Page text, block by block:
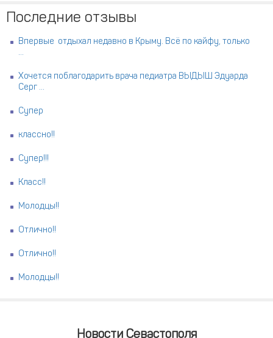
Последние отзывы
Впервые отдыхал недавно в Крыму. Всё по кайфу, только
...
Хочется поблагодарить врача педиатра ВЫДЫШ Эдуарда
Серг ...
Супер
классно!!
Супер!!!
Класс!!
Молодцы!!
Отлично!!
Отлично!!
Молодцы!!
Новости Севастополя